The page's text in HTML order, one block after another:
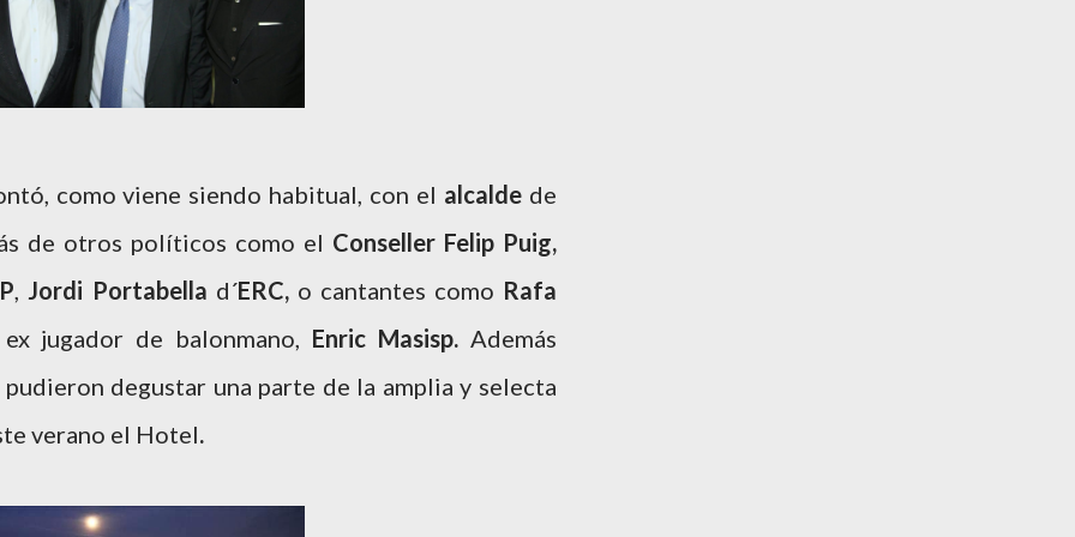
como viene siendo habitual, con el alcalde de
de otros políticos como el Conseller Felip Puig,
Jordi Portabella d´ERC,o cantantes como Rafa
jugador de balonmano, Enric Masisp. Además
degustar una parte de la amplia y selecta
verano el Hotel.